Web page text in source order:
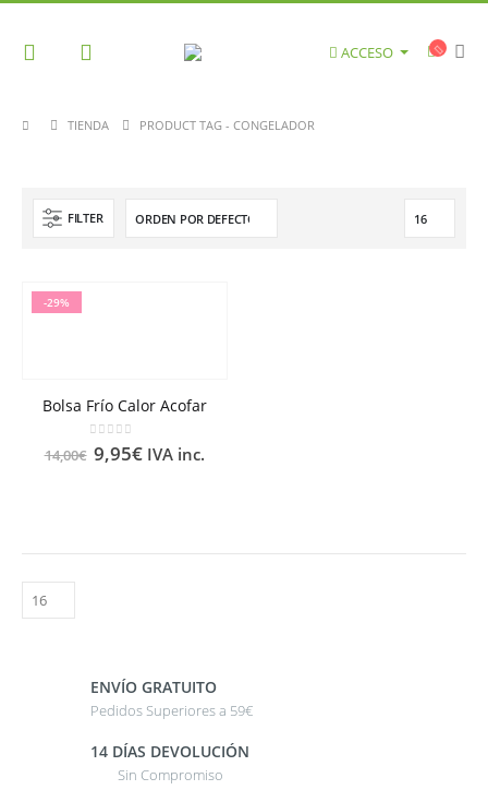
ACCESO
TIENDA PRODUCT TAG - CONGELADOR
FILTER
-29%
Bolsa Frío Calor Acofar
0out of 5
14,00€ 9,95€ IVA inc.
ENVÍO GRATUITO
Pedidos Superiores a 59€
14 DÍAS DEVOLUCIÓN
Sin Compromiso